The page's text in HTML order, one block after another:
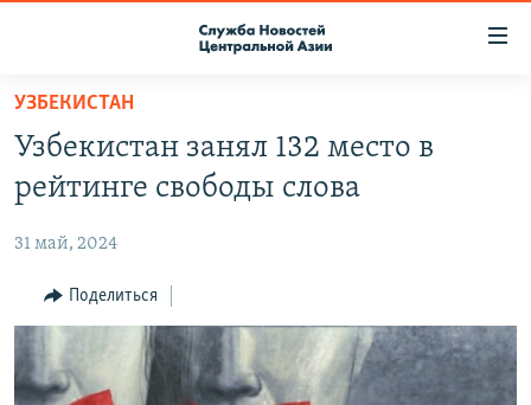
Вернуться
основному
содержанию
Вернутся
навигации
Вернутся
поиску
О ПРОЕКТЕ
КОНТАКТЫ
RFE/RL ДИРЕКТ
НАСТОЯЩЕЕ ВРЕМЯ
МИГРАНТ МЕДИА
УЗБЕКИСТАН
Узбекистан занял 132 место в
рейтинге свободы слова
31 май, 2024
Поделиться